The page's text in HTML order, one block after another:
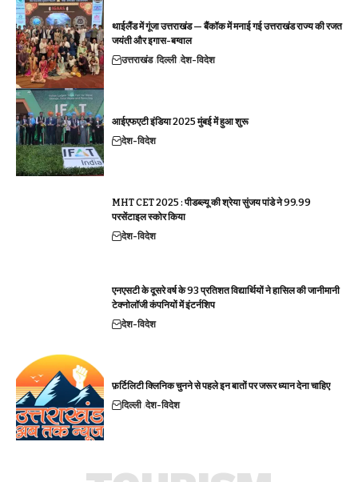
थाईलैंड में गूंजा उत्तराखंड — बैंकॉक में मनाई गई उत्तराखंड राज्य की रजत
जयंती और इगास-बग्वाल
उत्तराखंड दिल्ली देश-विदेश
आईएफएटी इंडिया 2025 मुंबई में हुआ शुरू
देश-विदेश
MHT CET 2025 : पीडब्ल्यू की श्रेया सुंजय पांडे ने 99.99
परसेंटाइल स्कोर किया
देश-विदेश
एनएसटी के दूसरे वर्ष के 93 प्रतिशत विद्यार्थियों ने हासिल की जानीमानी
टेक्नोलॉजी कंपनियों में इंटर्नशिप
देश-विदेश
फ़र्टिलिटी क्लिनिक चुनने से पहले इन बातों पर जरूर ध्यान देना चाहिए
दिल्ली देश-विदेश